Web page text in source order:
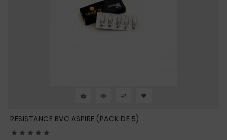
RESISTANCE BVC ASPIRE (PACK DE 5)
    